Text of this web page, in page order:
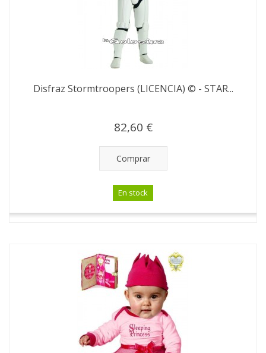
Disfraz Stormtroopers (LICENCIA) © - STAR...
82,60 €
Comprar
En stock